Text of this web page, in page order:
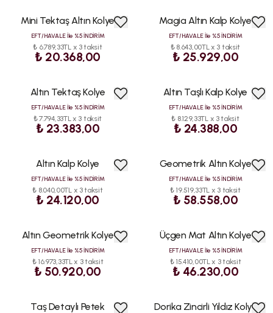
Mini Tektaş Altın Kolye
EFT/HAVALE İle %5 İNDİRİM
₺ 6.789,33TL x 3 taksit
₺ 20.368,00
Magia Altın Kalp Kolye
EFT/HAVALE İle %5 İNDİRİM
₺ 8.643,00TL x 3 taksit
₺ 25.929,00
Altın Tektaş Kolye
EFT/HAVALE İle %5 İNDİRİM
₺ 7.794,33TL x 3 taksit
₺ 23.383,00
Altın Taşlı Kalp Kolye
EFT/HAVALE İle %5 İNDİRİM
₺ 8.129,33TL x 3 taksit
₺ 24.388,00
Altın Kalp Kolye
EFT/HAVALE İle %5 İNDİRİM
₺ 8.040,00TL x 3 taksit
₺ 24.120,00
Geometrik Altın Kolye
EFT/HAVALE İle %5 İNDİRİM
₺ 19.519,33TL x 3 taksit
₺ 58.558,00
Altın Geometrik Kolye
EFT/HAVALE İle %5 İNDİRİM
₺ 16.973,33TL x 3 taksit
₺ 50.920,00
Üçgen Mat Altın Kolye
EFT/HAVALE İle %5 İNDİRİM
₺ 15.410,00TL x 3 taksit
₺ 46.230,00
Taş Detaylı Petek
Dorika Zincirli Yıldız Kolye